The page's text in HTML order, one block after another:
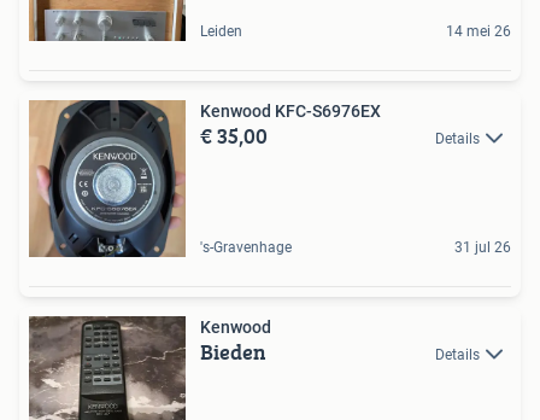
Leiden 14 mei 26
Kenwood KFC-S6976EX
€ 35,00 Details
's-Gravenhage 31 jul 26
Kenwood
Bieden Details